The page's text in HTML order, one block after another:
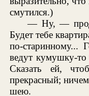
смутился.)
— Ну, —
Будет тебе
по-
ведут кумушку-то
Сказать ей,
прекрасный;
шею.